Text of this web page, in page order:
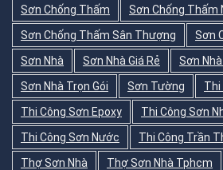
Sơn Chống Thấm
Sơn Chống Thấm
Sơn Chống Thấm Sân Thượng
Sơn
Sơn Nhà
Sơn Nhà Giá Rẻ
Sơn
Sơn Nhà Trọn Gói
Sơn Tường
Thi
Thi Công Sơn Epoxy
Thi Công Sơn
Thi Công Sơn Nước
Thi Công Trần
Thợ Sơn Nhà
Thợ Sơn Nhà Tphcm